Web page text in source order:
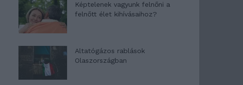
Képtelenek vagyunk felnőni a
felnőtt élet kihívásaihoz?
Altatógázos rablások
Olaszországban